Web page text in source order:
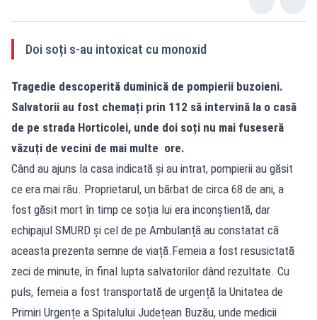
Doi soți s-au intoxicat cu monoxid
Tragedie descoperită duminică de pompierii buzoieni.
Salvatorii au fost chemați prin 112 să intervină la o casă
de pe strada Horticolei, unde doi soți nu mai fuseseră
văzuți de vecini de mai multe ore.
Când au ajuns la casa indicată și au intrat, pompierii au găsit
ce era mai rău. Proprietarul, un bărbat de circa 68 de ani, a
fost găsit mort în timp ce soția lui era inconștientă, dar
echipajul SMURD și cel de pe Ambulanță au constatat că
aceasta prezenta semne de viață.Femeia a fost resusictată
zeci de minute, în final lupta salvatorilor dând rezultate. Cu
puls, femeia a fost transportată de urgență la Unitatea de
Primiri Urgențe a Spitalului Județean Buzău, unde medicii